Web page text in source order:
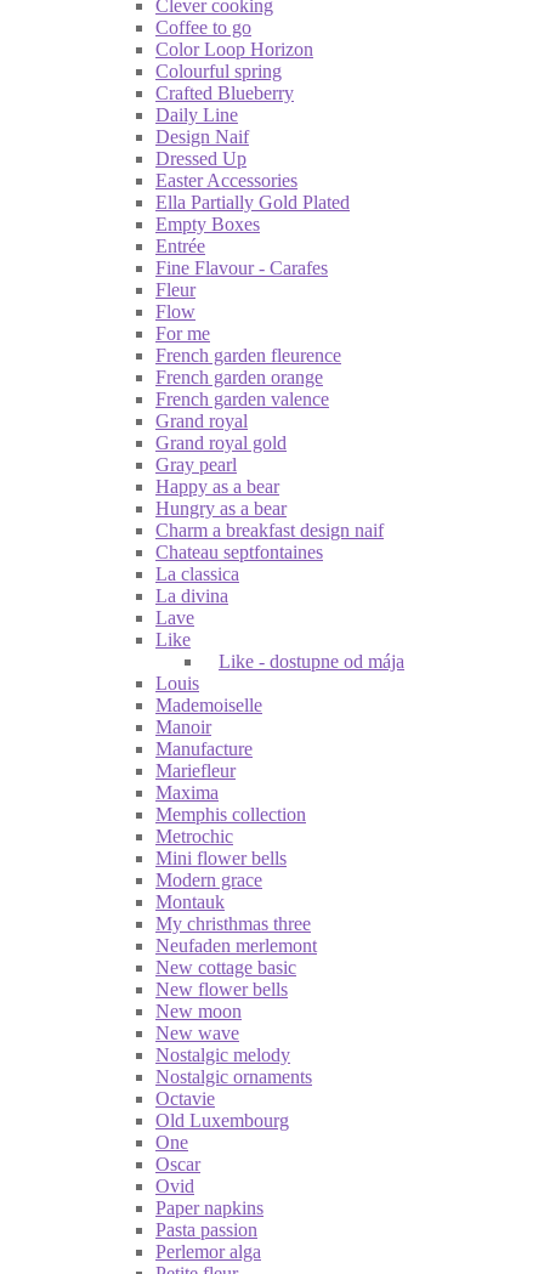
Clever cooking
Coffee to go
Color Loop Horizon
Colourful spring
Crafted Blueberry
Daily Line
Design Naif
Dressed Up
Easter Accessories
Ella Partially Gold Plated
Empty Boxes
Entrée
Fine Flavour - Carafes
Fleur
Flow
For me
French garden fleurence
French garden orange
French garden valence
Grand royal
Grand royal gold
Gray pearl
Happy as a bear
Hungry as a bear
Charm a breakfast design naif
Chateau septfontaines
La classica
La divina
Lave
Like
Like - dostupne od mája
Louis
Mademoiselle
Manoir
Manufacture
Mariefleur
Maxima
Memphis collection
Metrochic
Mini flower bells
Modern grace
Montauk
My christhmas three
Neufaden merlemont
New cottage basic
New flower bells
New moon
New wave
Nostalgic melody
Nostalgic ornaments
Octavie
Old Luxembourg
One
Oscar
Ovid
Paper napkins
Pasta passion
Perlemor alga